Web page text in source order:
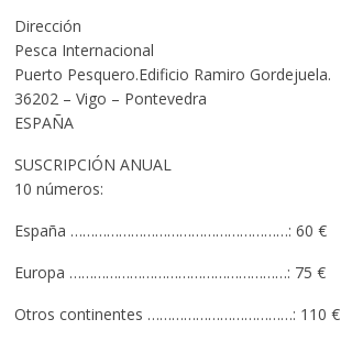
Dirección
Pesca Internacional
Puerto Pesquero.Edificio Ramiro Gordejuela.
36202 – Vigo – Pontevedra
ESPAÑA
SUSCRIPCIÓN ANUAL
10 números:
España ………………………………………………: 60 €
Europa ………………………………………………: 75 €
Otros continentes ………………………………: 110 €